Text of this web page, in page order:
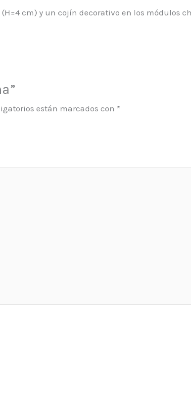
cm) y un cojín decorativo en los módulos
están marcados con *